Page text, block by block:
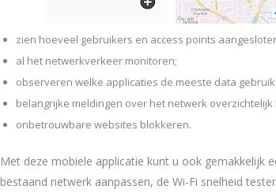
zien hoeveel gebruikers en access points
al het netwerkverkeer monitoren;
observeren welke applicaties de meeste data
belangrijke meldingen over het netwerk overzichtelijk
onbetrouwbare websites blokkeren.
Met deze mobiele applicatie kunt u ook gemakkelijk
bestaand netwerk aanpassen, de Wi-Fi snelheid